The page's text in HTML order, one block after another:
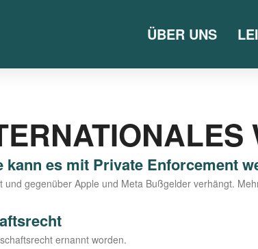
ÜBER UNS
es mit Private Enforcement
gegen­über Apple und Meta Buß­gel­der ver­hängt.
ernannt worden.